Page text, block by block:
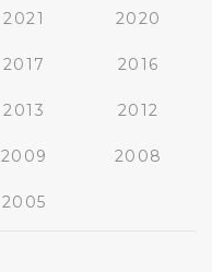
2021 2020
2017 2016
2013 2012
2009 2008
2005